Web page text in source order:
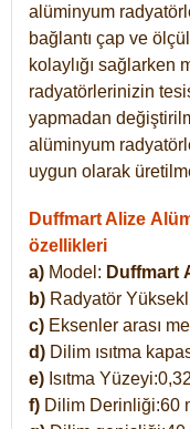
alüminyum
bağlantı çap ve
kolaylığı sağlarken
radyatörlerinizin
yapmadan
alüminyum
uygun olarak
Duffmart Alize
özellikleri
a) Model: Duffmart
b) Radyatör
c) Eksenler arası
d) Dilim ısıtma
e) Isıtma
f) Dilim Derinliği:60